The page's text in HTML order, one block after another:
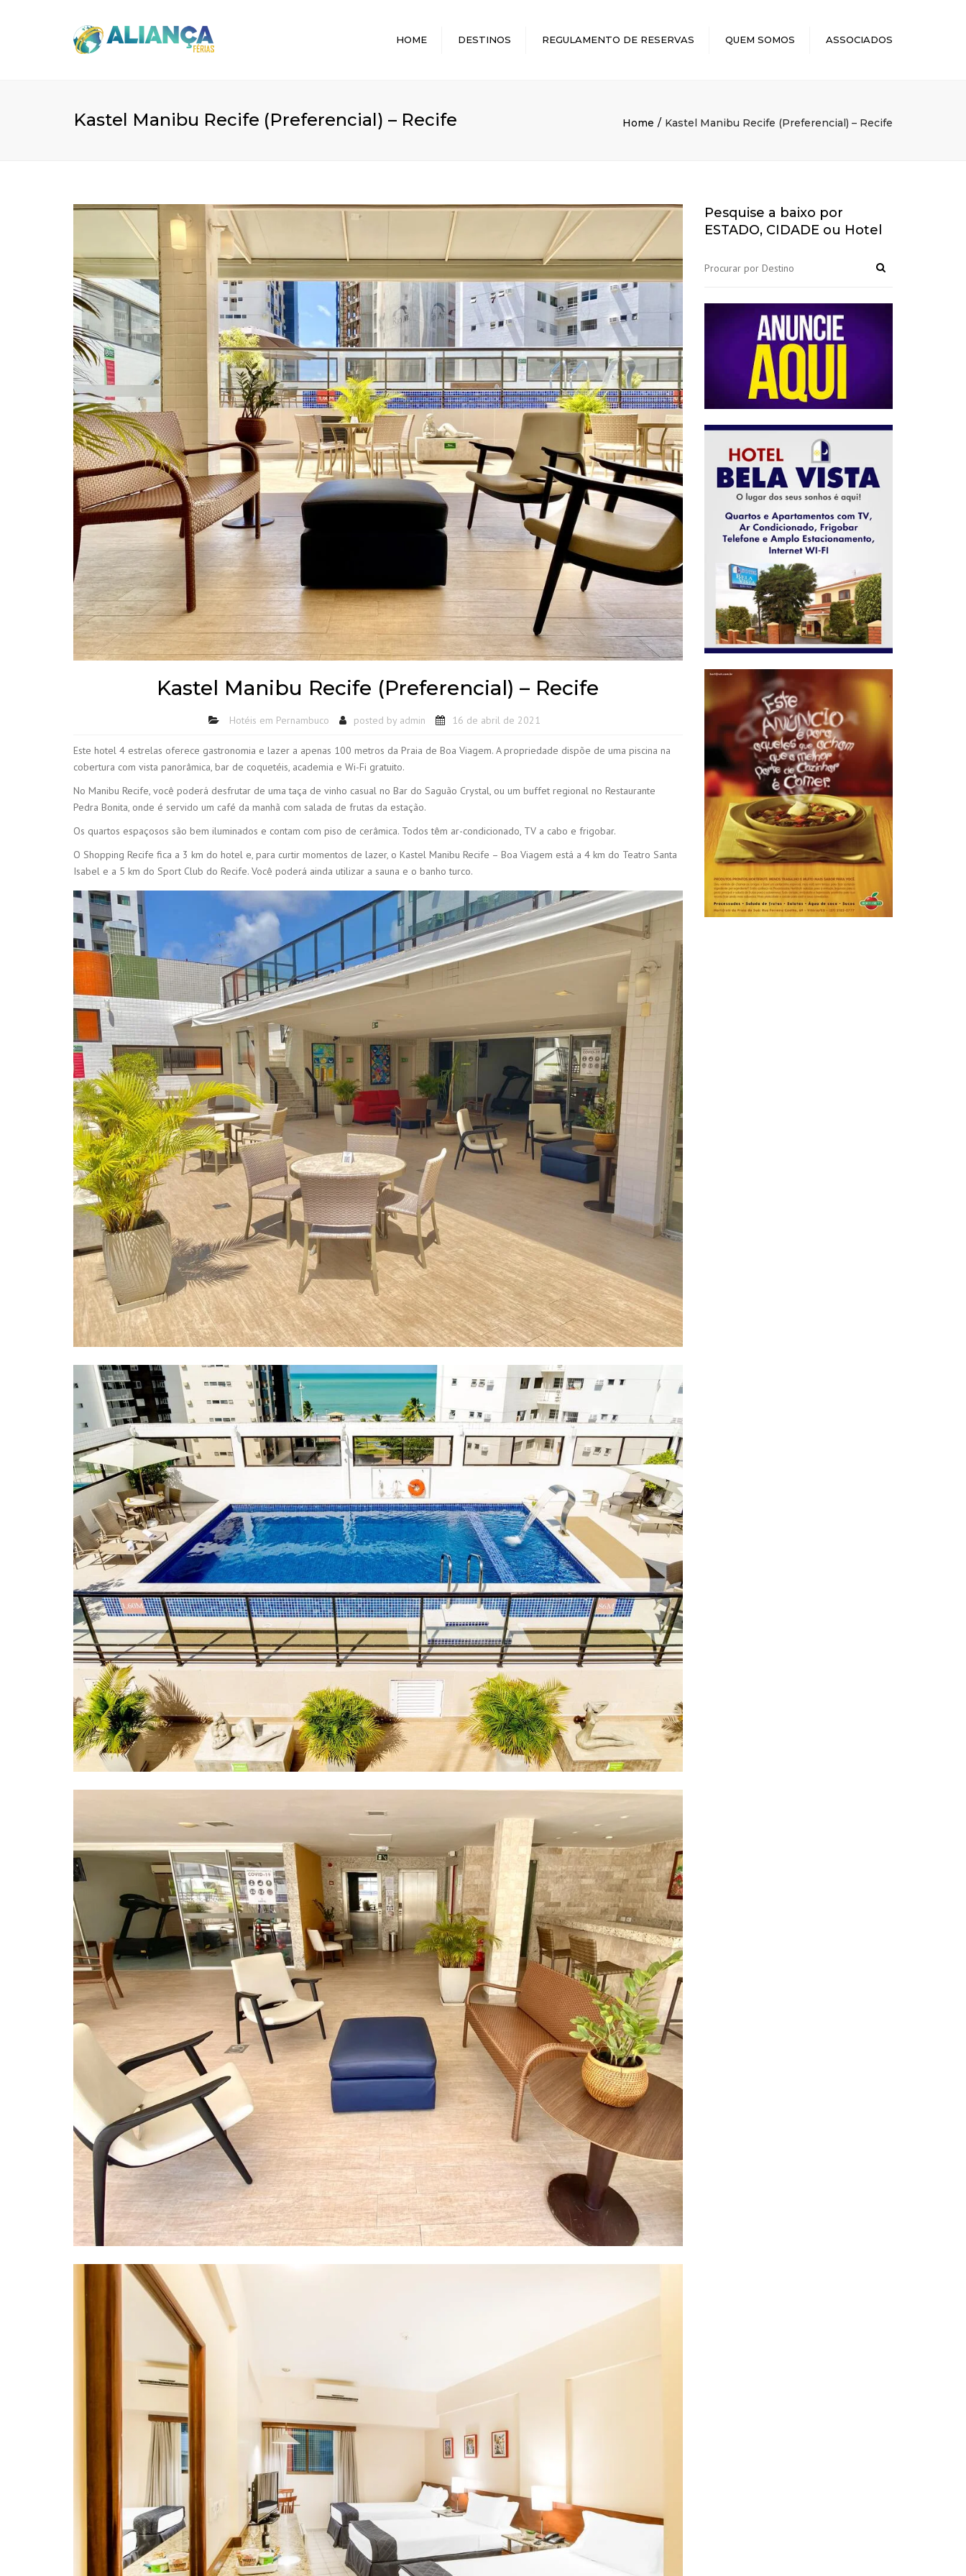
HOME DESTINOS REGULAMENTO DE RESERVAS QUEM SOMOS ASSOCIADOS
Kastel Manibu Recife (Preferencial) – Recife Home Kastel Manibu Recife (Preferencial) – Recife
Kastel Manibu Recife (Preferencial) – Recife
Hotéis em Pernambuco posted by admin 16 de abril de 2021
Este hotel 4 estrelas oferece gastronomia e lazer a apenas 100 metros da Praia de Boa Viagem. A propriedade dispõe de uma piscina na
cobertura com vista panorâmica, bar de coquetéis, academia e Wi-Fi gratuito.
No Manibu Recife, você poderá desfrutar de uma taça de vinho casual no Bar do Saguão Crystal, ou um buffet regional no Restaurante
Pedra Bonita, onde é servido um café da manhã com salada de frutas da estação.
Os quartos espaçosos são bem iluminados e contam com piso de cerâmica. Todos têm ar-condicionado, TV a cabo e frigobar.
O Shopping Recife fica a 3 km do hotel e, para curtir momentos de lazer, o Kastel Manibu Recife – Boa Viagem está a 4 km do Teatro Santa
Isabel e a 5 km do Sport Club do Recife. Você poderá ainda utilizar a sauna e o banho turco.
Pesquise a baixo por
ESTADO, CIDADE ou Hotel